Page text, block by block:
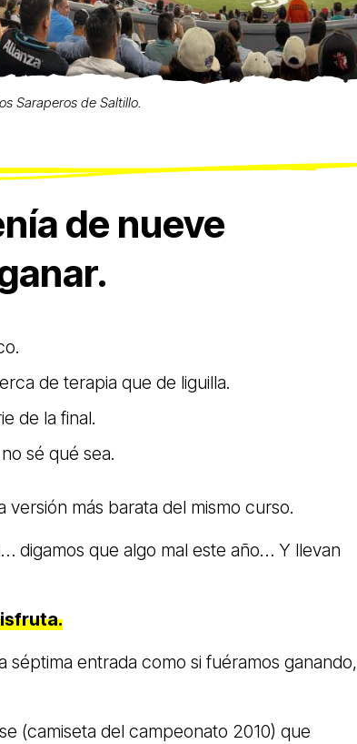
Saraperos de Saltillo.
de nueve
de terapia que de liguilla.
de la final.
sé qué sea.
versión más barata del mismo curso.
digamos que algo mal este año… Y llevan
séptima entrada como si fuéramos ganando,
(camiseta del campeonato 2010) que